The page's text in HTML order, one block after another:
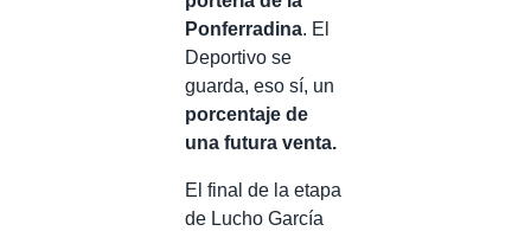
Ponferradina. El
Deportivo se
guarda, eso sí, un
porcentaje de
una futura venta.
El final de la etapa
de Lucho García